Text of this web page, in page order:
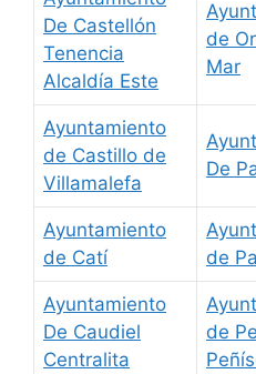
De Castellón
Tenencia
Alcaldía Este
de
Mar
Ayuntamiento
de Castillo de
Villamalefa
De
Ayuntamiento
de Catí
de
Ayuntamiento
De Caudiel
Centralita
de